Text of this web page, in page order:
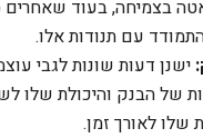
בצמיחה, בעוד
עם תנודות אלו.
ישנן דעות שונות לגבי
של הבנק והיכולת שלו
שלו לאורך זמן.